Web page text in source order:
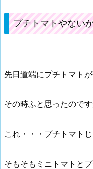
プチトマトやない
先日道端にプチトマトが
その時ふと思ったので
これ・・・プチトマト
そもそもミニトマトと